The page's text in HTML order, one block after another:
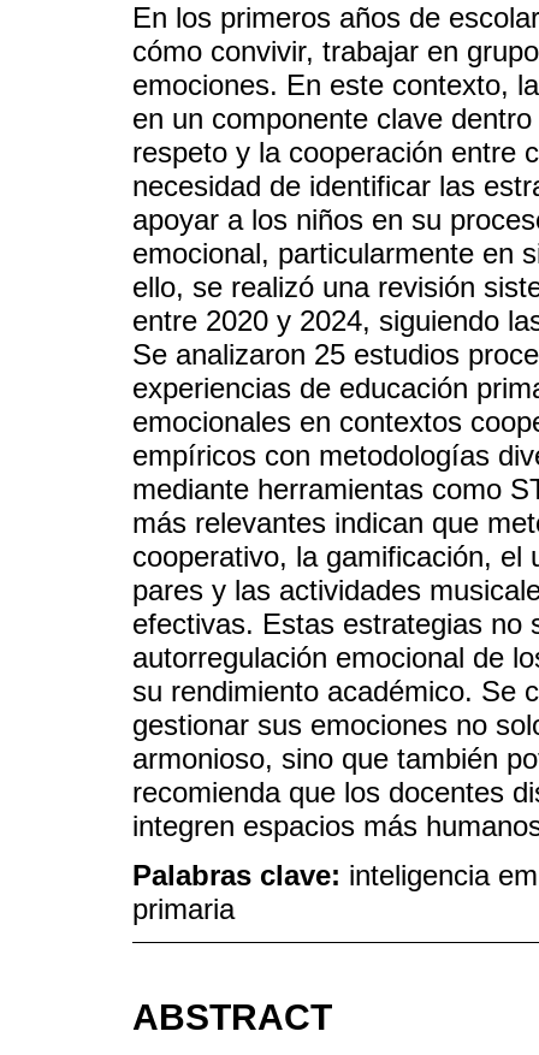
En los primeros años de
cómo convivir, trabajar en
emociones. En este contexto,
en un componente clave
respeto y la cooperación entre
necesidad de identificar las
apoyar a los niños en su
emocional, particularmente en
ello, se realizó una revisión
entre 2020 y 2024, siguiendo
Se analizaron 25 estudios
experiencias de educación
emocionales en contextos
empíricos con metodologías
mediante herramientas como
más relevantes indican que
cooperativo, la gamificación,
pares y las actividades
efectivas. Estas estrategias no
autorregulación emocional de
su rendimiento académico. Se
gestionar sus emociones no
armonioso, sino que también
recomienda que los docentes
integren espacios más
Palabras clave: inteligencia
primaria
ABSTRACT